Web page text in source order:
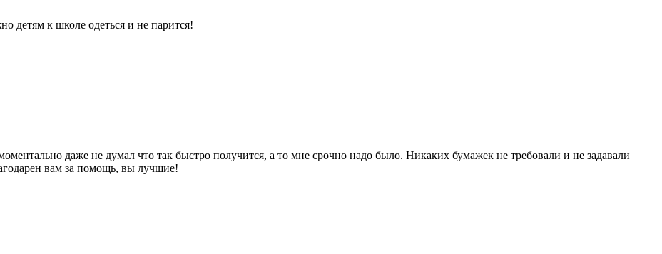
детям к школе одеться и не парится!
даже не думал что так быстро получится, а то мне срочно надо было. Никаких бумажек не требовали и не задавали
вам за помощь, вы лучшие!